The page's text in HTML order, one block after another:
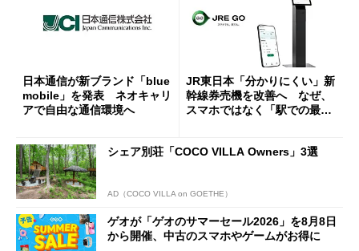
日本通信が新ブランド「blue
mobile」を発表 ネオキャリ
アで自由な通信環境へ
JR東日本「分かりにくい」新
幹線券売機を改善へ なぜ、
スマホではなく「駅での最短
シェア別荘「COCO VILLA Owners」3選
AD（COCO VILLA on GOETHE）
ゲオが「ゲオのサマーセール2026」を8月8日
から開催、中古のスマホやゲームがお得に